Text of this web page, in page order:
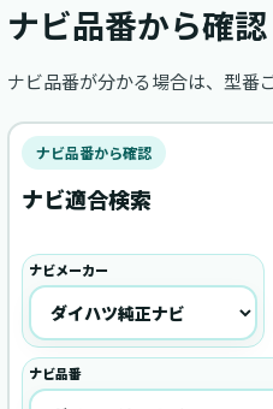
ナビ品番から確認
ナビ品番が分かる場合は、型番
ナビ品番から確認
ナビ適合検索
ナビメーカー
ナビ品番